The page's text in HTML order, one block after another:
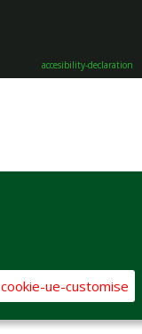
accesibility-declaration
cookie-ue-customise